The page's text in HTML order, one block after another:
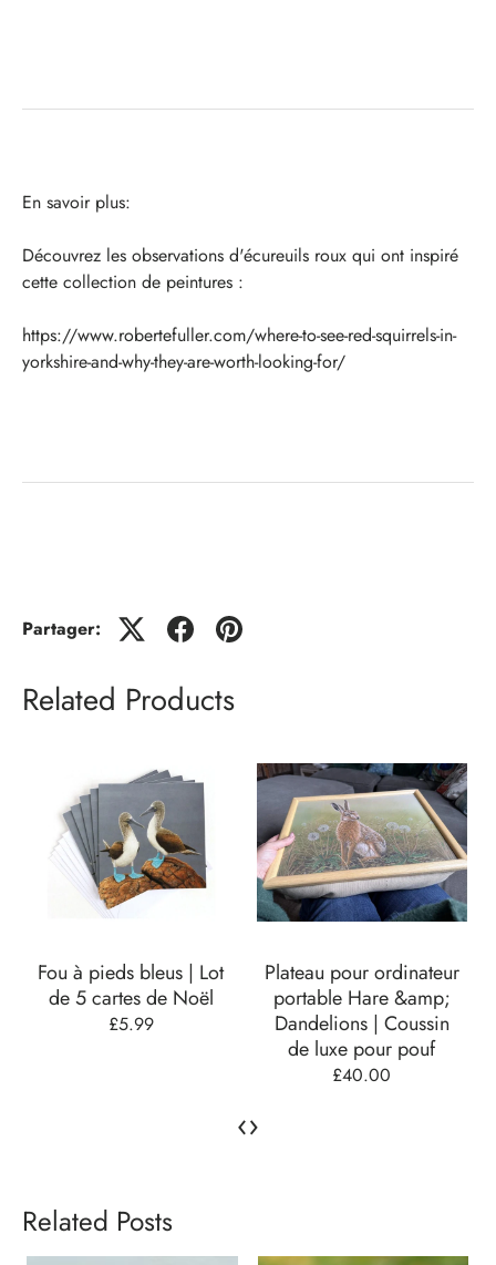
En savoir plus:
Découvrez les observations d'écureuils roux qui ont inspiré
cette collection de peintures :
https://www.robertefuller.com/where-to-see-red-squirrels-in-
yorkshire-and-why-they-are-worth-looking-for/
Partager:
Related Products
Fou à pieds bleus | Lot
de 5 cartes de Noël
£5.99
Plateau pour ordinateur
portable Hare &amp;
Dandelions | Coussin
de luxe pour pouf
£40.00
‹›
Related Posts